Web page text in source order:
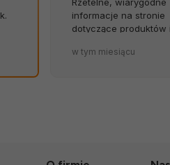
Byłem w szoku, że
została tak solidnie
w tym miesiącu